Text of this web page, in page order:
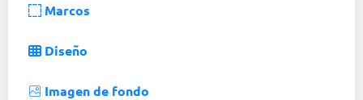
Marcos
Diseño
Imagen de fondo